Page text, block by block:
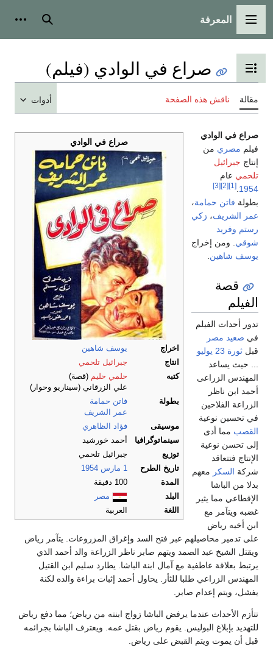
القائمة الرئيسية
المعرفة بحث
تبديل عرض جدول المحتويات
صراع في الوادي (فيلم)
مقالة ناقش هذه الصفحة أدوات
صراع في الوادي
اخراج
يوسف شاهين
انتاج
جبرائيل تلحمي
كتبه
حلمي حليم (قصة)
علي الزرقاني (سيناريو وحوار)
بطولة
فاتن حمامة
عمر الشريف
موسيقى
فؤاد الظاهري
سينماتوگرافيا
أحمد خورشيد
توزيع
جبرائيل تلحمي
تاريخ الطرح
1 مارس
1954
المدة
100 دقيقة
البلد
مصر
اللغة
العربية
صراع في الوادي
فيلم مصري من
إنتاج جبرائيل
تلحمي عام
1954
[1]
[2]
[3]
بطولة فاتن حمامة،
عمر الشريف، زكي
رستم وفريد
شوقي . ومن إخراج
يوسف شاهين
قصة
الفيلم
تدور أحداث الفيلم
في صعيد مصر
قبل ثورة 23 يوليو
... حيث يساعد
المهندس الزراعى
أحمد ابن ناظر
الزراعة الفلاحين
في تحسين نوعية
القصب مما أدى
إلى تحسن نوعية
الإنتاج فتتعاقد
شركة السكر معهم
بدلا من الباشا
الإقطاعي مما يثير
غضبه ويتآمر مع
ابن أخيه رياض
على تدمير محاصيلهم عبر فتح السد وإغراق المزروعات. يتآمر رياض
ويقتل الشيخ عبد الصمد ويتهم صابر ناظر الزراعة والد أحمد الذي
يرتبط بعلاقة عاطفية مع آمال ابنة الباشا. يطارد سليم ابن القتيل
المهندس الزراعي طلبا للثأر. يحاول أحمد إثبات براءة والده لكنة
يفشل، ويتم إعدام صابر.
تتأزم الأحداث عندما يرفض الباشا زواج ابنته من رياض؛ مما دفع رياض
للتهديد بإبلاغ البوليس. يقوم رياض بقتل عمه. ويعترف الباشا بجرائمه
قبل أن يموت ويتم القبض على رياض.